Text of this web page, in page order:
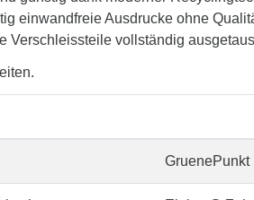
einwandfreie Ausdrucke ohne
Verschleissteile vollständig
GruenePunkt